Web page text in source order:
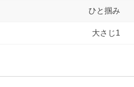
ひと掴み
大さじ1